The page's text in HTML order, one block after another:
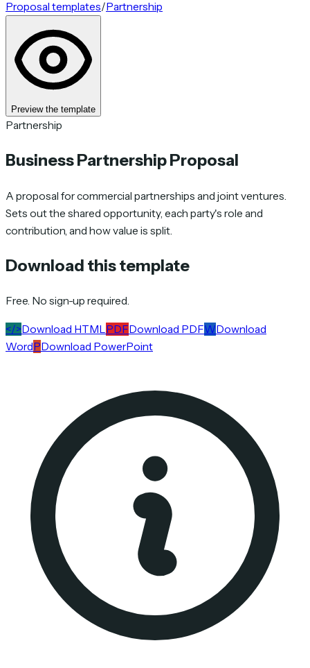
Proposal templates/Partnership
Preview the template
Partnership
Business Partnership Proposal
A proposal for commercial partnerships and joint ventures.
Sets out the shared opportunity, each party's role and
contribution, and how value is split.
Download this template
Free. No sign-up required.
</>Download HTML PDFDownload PDFWDownload
WordPDownload PowerPoint